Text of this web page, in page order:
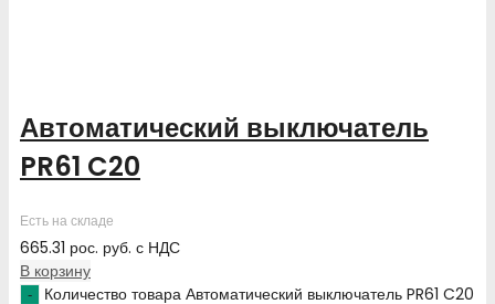
Автоматический выключатель
PR61 C20
Есть на складе
665.31 рос. руб. с НДС
В корзину
Количество товара Автоматический выключатель PR61 C20